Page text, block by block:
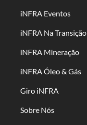
iNFRA Eventos
iNFRA Na Transição
iNFRA Mineração
iNFRA Óleo & Gás
Giro iNFRA
Sobre Nós